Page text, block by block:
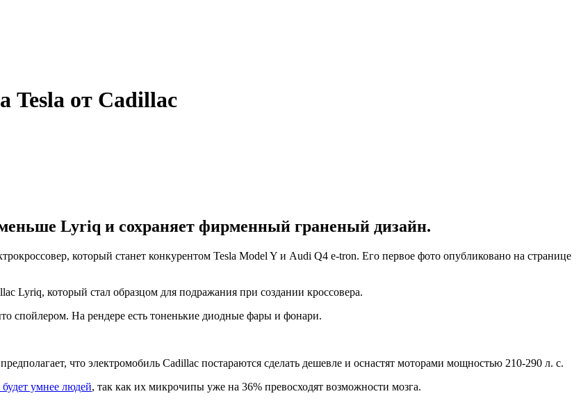
Tesla от Cadillac
Lyriq и сохраняет фирменный граненый дизайн.
который станет конкурентом Tesla Model Y и Audi Q4 e-tron. Его первое фото опубликовано на странице
Lyriq, который стал образцом для подражания при создании кроссовера.
спойлером. На рендере есть тоненькие диодные фары и фонари.
что электромобиль Cadillac постараются сделать дешевле и оснастят моторами мощностью 210-290 л. с.
умнее людей, так как их микрочипы уже на 36% превосходят возможности мозга.